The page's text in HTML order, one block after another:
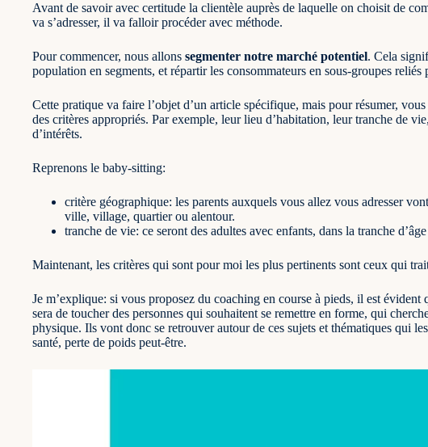
Avant de savoir avec certitude la clientèle auprès de laquelle on choisit de
va s’adresser, il va falloir procéder avec méthode.
Pour commencer, nous allons segmenter notre marché potentiel. Cela
population en segments, et répartir les consommateurs en sous-groupes reliés
Cette pratique va faire l’objet d’un article spécifique, mais pour résumer,
des critères appropriés. Par exemple, leur lieu d’habitation, leur tranche de
d’intérêts.
Reprenons le baby-sitting:
critère géographique: les parents auxquels vous allez vous adresser
ville, village, quartier ou alentour.
tranche de vie: ce seront des adultes avec enfants, dans la tranche
Maintenant, les critères qui sont pour moi les plus pertinents sont ceux qui
Je m’explique: si vous proposez du coaching en course à pieds, il est évident
sera de toucher des personnes qui souhaitent se remettre en forme, qui
physique. Ils vont donc se retrouver autour de ces sujets et thématiques qui
santé, perte de poids peut-être.